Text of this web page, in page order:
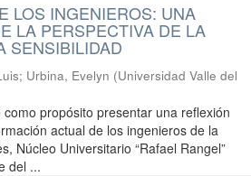
LOS INGENIEROS: UNA
LA PERSPECTIVA DE LA
SENSIBILIDAD
; Urbina, Evelyn (Universidad Valle del
propósito presentar una reflexión
actual de los ingenieros de la
Núcleo Universitario “Rafael Rangel”
del ...